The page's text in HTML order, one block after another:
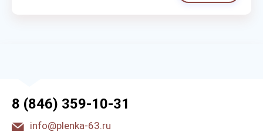
8 (846) 359-10-31
info@plenka-63.ru